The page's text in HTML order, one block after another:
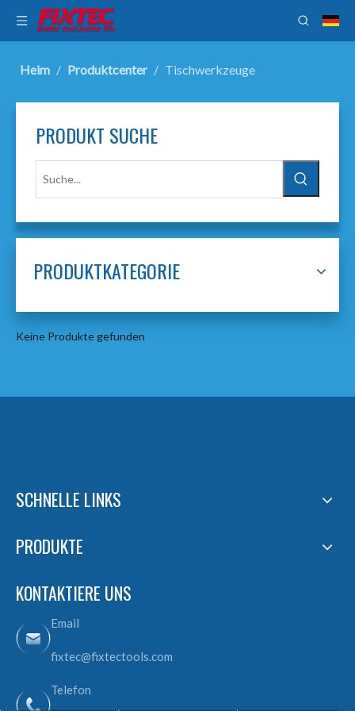
Heim / Produktcenter / Tischwerkzeuge
PRODUKT SUCHE
PRODUKTKATEGORIE
Keine Produkte gefunden
SCHNELLE LINKS
PRODUKTE
KONTAKTIERE UNS
Email
fixtec@fixtectools.com
Telefon